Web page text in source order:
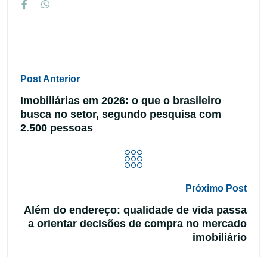
Post Anterior
Imobiliárias em 2026: o que o brasileiro
busca no setor, segundo pesquisa com
2.500 pessoas
Próximo Post
Além do endereço: qualidade de vida passa
a orientar decisões de compra no mercado
imobiliário